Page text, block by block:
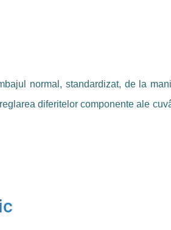
normal, standardizat, de la
diferitelor componente ale